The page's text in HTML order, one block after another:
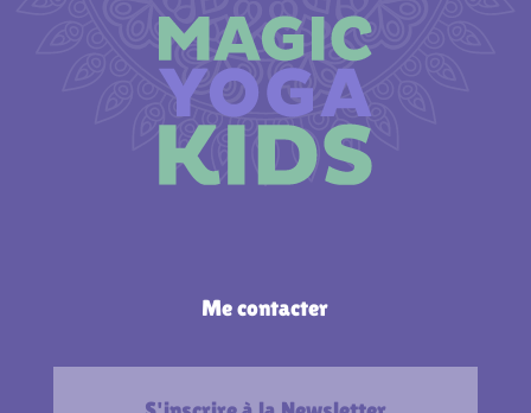
Me contacter